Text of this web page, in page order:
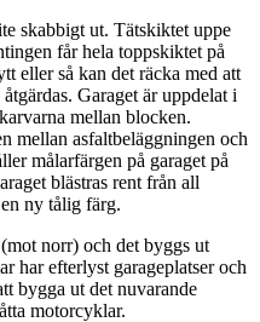
skabbigt ut. Tätskiktet uppe
får hela toppskiktet på
eller så kan det räcka med att
Garaget är uppdelat i
mellan blocken.
mellan asfaltbeläggningen och
målarfärgen på garaget på
blästras rent från all
ny tålig färg.
norr) och det byggs ut
har efterlyst garageplatser och
bygga ut det nuvarande
motorcyklar.